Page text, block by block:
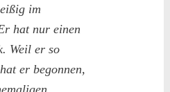
im
hat nur einen
Weil er so
er begonnen,